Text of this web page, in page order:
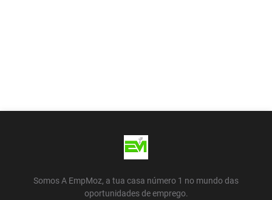
Somos A EmpMoz, a tua casa número 1 no mundo das
oportunidades de emprego.